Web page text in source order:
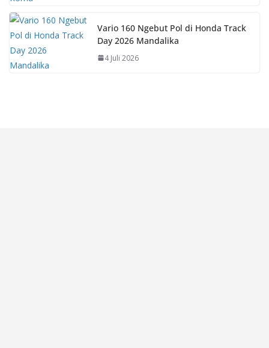
Vario 160 Ngebut Pol di Honda Track
Day 2026 Mandalika
4 Juli 2026